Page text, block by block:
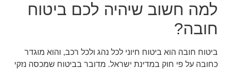
למה חשוב שיהיה לכם ביטוח
חובה?
ביטוח חובה הוא ביטוח חיוני לכל נהג ולכל רכב, והוא מוגדר
כחובה על פי חוק במדינת ישראל. מדובר בביטוח שמכסה נזקי